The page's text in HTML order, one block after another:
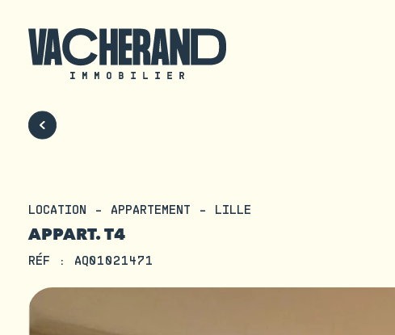
LOCATION - APPARTEMENT - LILLE
APPART. T4
RÉF : AQ01021471